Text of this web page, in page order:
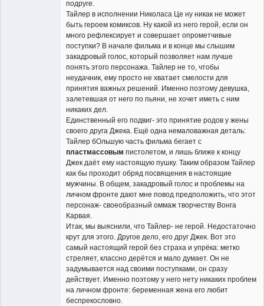
подруге.
Тайлер в исполнении Николаса Це ну никак не может
быть героем комиксов. Ну какой из него герой, если он
много рефлексирует и совершает опрометчивые
поступки? В начале фильма и в конце мы слышим
закадровый голос, который позволяет нам лучше
понять этого персонажа. Тайлер не то, чтобы
неудачник, ему просто не хватает смелости для
принятия важных решений. Именно поэтому девушка,
залетевшая от него по пьяни, не хочет иметь с ним
никаких дел.
Единственный его подвиг- это принятие родов у жены
своего друга Джека. Ещё одна немаловажная деталь:
Тайлер бОльшую часть фильма бегает с
пластмассовым пистолетом, и лишь ближе к концу
Джек даёт ему настоящую пушку. Таким образом Тайлер
как бы проходит обряд посвящения в настоящие
мужчины. В общем, закадровый голос и проблемы на
личном фронте дают мне повод предположить, что этот
персонаж- своеобразный оммаж творчеству Вонга
Карвая.
Итак, мы выяснили, что Тайлер- не герой. Недостаточно
крут для этого. Другое дело, его друг Джек. Вот это
самый настоящий герой без страха и упрёка: метко
стреляет, классно дерётся и мало думает. Он не
задумывается над своими поступками, он сразу
действует. Именно поэтому у него нету никаких проблем
на личном фронте: беременная жена его любит
беспрекословно.